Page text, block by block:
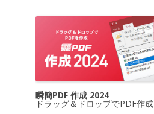
瞬簡PDF 作成 2024
ドラッグ＆ドロップでPDF作成